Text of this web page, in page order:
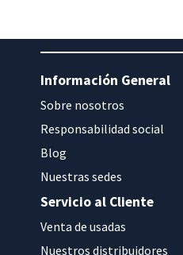
Información General
Sobre nosotros
Responsabilidad social
Blog
Nuestras sedes
Servicio al Cliente
Venta de usadas
Nuestros distribuidores